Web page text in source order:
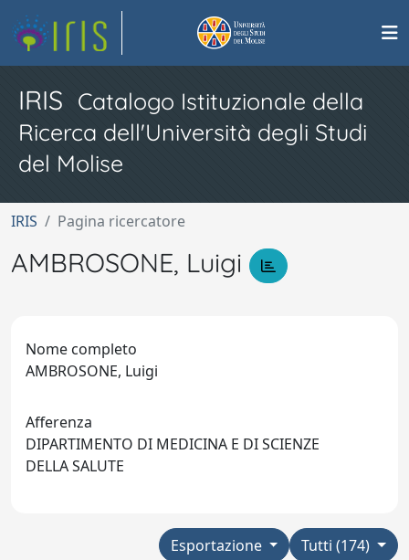
IRIS Catalogo Istituzionale della
Ricerca dell'Università degli Studi
del Molise
IRIS Pagina ricercatore
AMBROSONE, Luigi
Nome completo
AMBROSONE, Luigi
Afferenza
DIPARTIMENTO DI MEDICINA E DI SCIENZE
DELLA SALUTE
Tutti (174)
Esportazione